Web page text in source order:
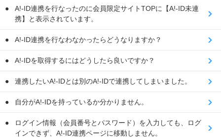
A!-ID連携を行なったのに会員限定サイトTOPに【A!-ID未連
携】と表示されています。
A!-ID連携を行なわなかったらどうなりますか？
A!-IDを取得するにはどうしたら良いですか？
連携したいA!-IDとは別のA!-IDで連携してしまいました。
自分がA!-IDを持っているか分かりません。
ログイン情報（会員番号とパスワード）を入力しても、ログ
インできず、A!-ID連携ページに移動しません。